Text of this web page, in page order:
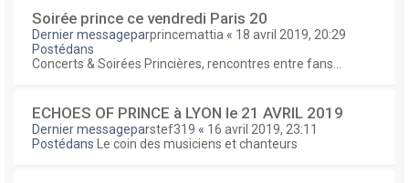
Soirée prince ce vendredi Paris 20
Dernier messageparprincemattia « 18 avril 2019, 20:29
Postédans
Concerts & Soirées Princières, rencontres entre fans...
ECHOES OF PRINCE à LYON le 21 AVRIL 2019
Dernier messageparstef319 « 16 avril 2019, 23:11
Postédans
Le coin des musiciens et chanteurs